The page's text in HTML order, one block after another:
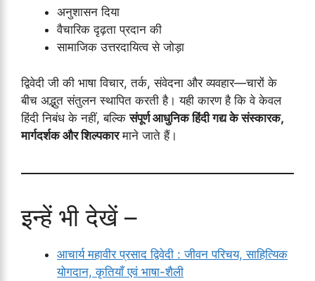
अनुशासन दिया
वैचारिक दृढ़ता प्रदान की
सामाजिक उत्तरदायित्व से जोड़ा
द्विवेदी जी की भाषा विचार, तर्क, संवेदना और व्यवहार—चारों के
बीच अद्भुत संतुलन स्थापित करती है। यही कारण है कि वे केवल
हिंदी निबंध के नहीं, बल्किसंपूर्ण आधुनिक हिंदी गद्य के संस्कारक,
मार्गदर्शक और शिल्पकारमाने जाते हैं।
इन्हें भी देखें –
आचार्य महावीर प्रसाद द्विवेदी : जीवन परिचय, साहित्यिक
योगदान, कृतियाँ एवं भाषा-शैली